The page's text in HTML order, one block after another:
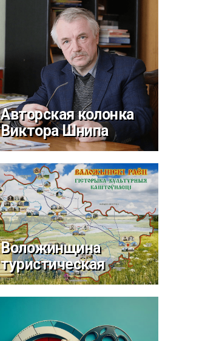
Авторская колонка
Виктора Шнипа
Воложинщина
туристическая